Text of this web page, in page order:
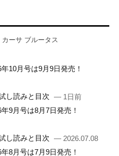
カーサ ブルータス
10月号は9月9日発売！
し読みと目次 — 1日前
9月号は8月7日発売！
し読みと目次 — 2026.07.08
8月号は7月9日発売！